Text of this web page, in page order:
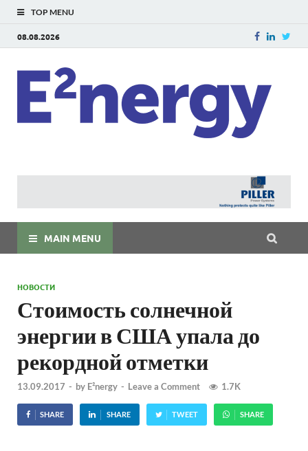
TOP MENU
08.08.2026
MAIN MENU
НОВОСТИ
Стоимость солнечной
энергии в США упала до
рекордной отметки
13.09.2017 - by E²nergy - Leave a Comment 1.7K
SHARE SHARE TWEET SHARE